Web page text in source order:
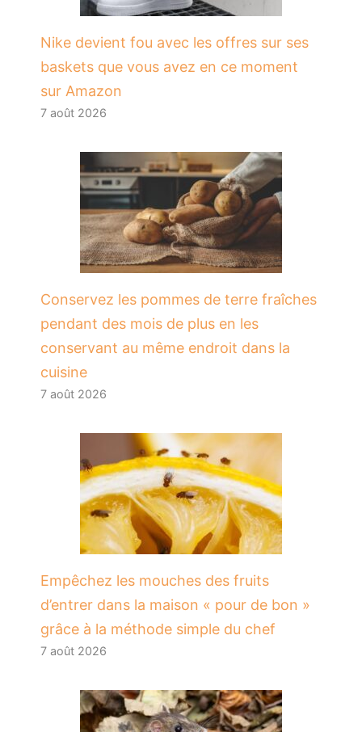
Nike devient fou avec les offres sur ses
baskets que vous avez en ce moment
sur Amazon
7 août 2026
Conservez les pommes de terre fraîches
pendant des mois de plus en les
conservant au même endroit dans la
cuisine
7 août 2026
​Empêchez les mouches des fruits
d’entrer dans la maison « pour de bon »
grâce à la méthode simple du chef
7 août 2026